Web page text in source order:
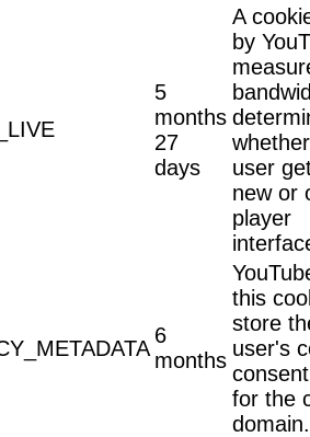
5
months
27
days
A
by
user
new or
player
6
months
this
store
user's
for the
domain.